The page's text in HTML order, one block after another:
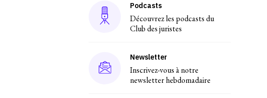
Podcasts
Découvrez les podcasts du
Club des juristes
Newsletter
Inscrivez-vous à notre
newsletter hebdomadaire